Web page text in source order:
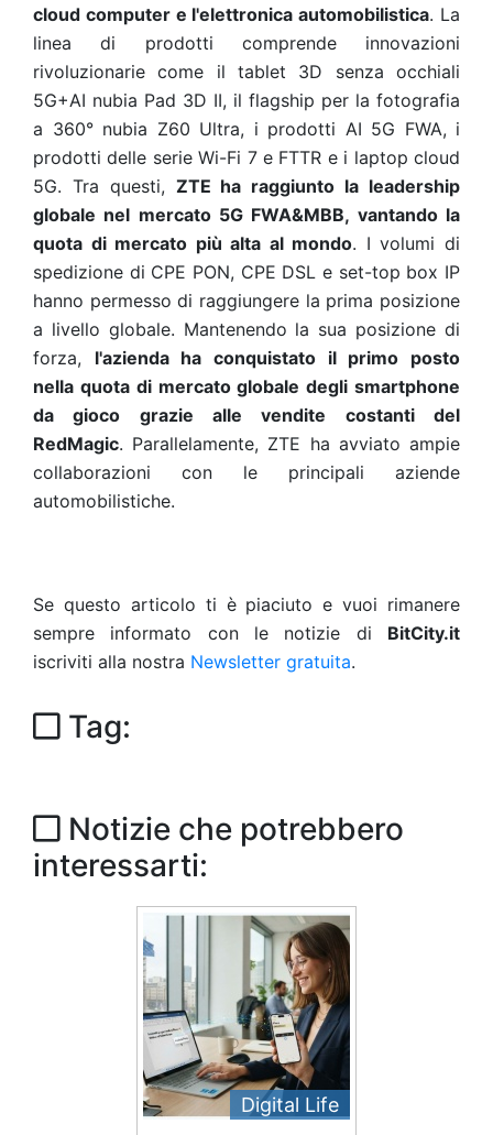
cloud computer e l'elettronica automobilistica. La
linea di prodotti comprende innovazioni
rivoluzionarie come il tablet 3D senza occhiali
5G+AI nubia Pad 3D II, il flagship per la fotografia
a 360° nubia Z60 Ultra, i prodotti AI 5G FWA, i
prodotti delle serie Wi-Fi 7 e FTTR e i laptop cloud
5G. Tra questi, ZTE ha raggiunto la leadership
globale nel mercato 5G FWA&MBB, vantando la
quota di mercato più alta al mondo. I volumi di
spedizione di CPE PON, CPE DSL e set-top box IP
hanno permesso di raggiungere la prima posizione
a livello globale. Mantenendo la sua posizione di
forza, l'azienda ha conquistato il primo posto
nella quota di mercato globale degli smartphone
da gioco grazie alle vendite costanti del
RedMagic. Parallelamente, ZTE ha avviato ampie
collaborazioni con le principali aziende
automobilistiche.
Se questo articolo ti è piaciuto e vuoi rimanere
sempre informato con le notizie di BitCity.it
iscriviti alla nostra Newsletter gratuita.
Tag:
Notizie che potrebbero
interessarti:
Digital Life